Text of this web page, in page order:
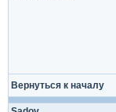
Вернуться к началу